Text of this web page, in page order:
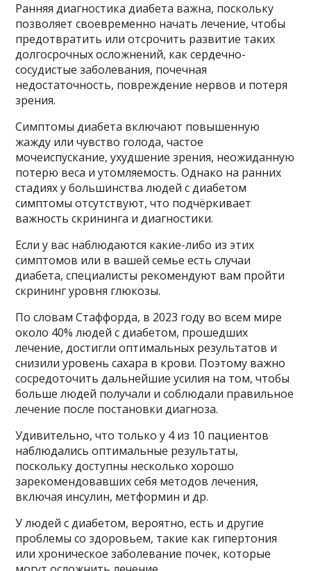
Ранняя диагностика диабета важна, поскольку
позволяет своевременно начать лечение, чтобы
предотвратить или отсрочить развитие таких
долгосрочных осложнений, как сердечно-
сосудистые заболевания, почечная
недостаточность, повреждение нервов и потеря
зрения.
Симптомы диабета включают повышенную
жажду или чувство голода, частое
мочеиспускание, ухудшение зрения, неожиданную
потерю веса и утомляемость. Однако на ранних
стадиях у большинства людей с диабетом
симптомы отсутствуют, что подчёркивает
важность скрининга и диагностики.
Если у вас наблюдаются какие-либо из этих
симптомов или в вашей семье есть случаи
диабета, специалисты рекомендуют вам пройти
скрининг уровня глюкозы.
По словам Стаффорда, в 2023 году во всем мире
около 40% людей с диабетом, прошедших
лечение, достигли оптимальных результатов и
снизили уровень сахара в крови. Поэтому важно
сосредоточить дальнейшие усилия на том, чтобы
больше людей получали и соблюдали правильное
лечение после постановки диагноза.
Удивительно, что только у 4 из 10 пациентов
наблюдались оптимальные результаты,
поскольку доступны несколько хорошо
зарекомендовавших себя методов лечения,
включая инсулин, метформин и др.
У людей с диабетом, вероятно, есть и другие
проблемы со здоровьем, такие как гипертония
или хроническое заболевание почек, которые